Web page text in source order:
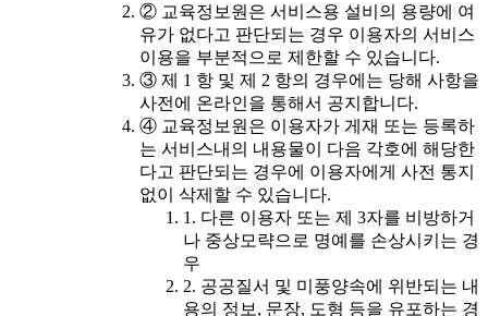
② 교육정보원은 서비스용 설비의 용량에 여
유가 없다고 판단되는 경우 이용자의 서비스
이용을 부분적으로 제한할 수 있습니다.
③ 제 1 항 및 제 2 항의 경우에는 당해 사항을
사전에 온라인을 통해서 공지합니다.
④ 교육정보원은 이용자가 게재 또는 등록하
는 서비스내의 내용물이 다음 각호에 해당한
다고 판단되는 경우에 이용자에게 사전 통지
없이 삭제할 수 있습니다.
1. 다른 이용자 또는 제 3자를 비방하거
나 중상모략으로 명예를 손상시키는 경
우
2. 공공질서 및 미풍양속에 위반되는 내
용의 정보, 문장, 도형 등을 유포하는 경